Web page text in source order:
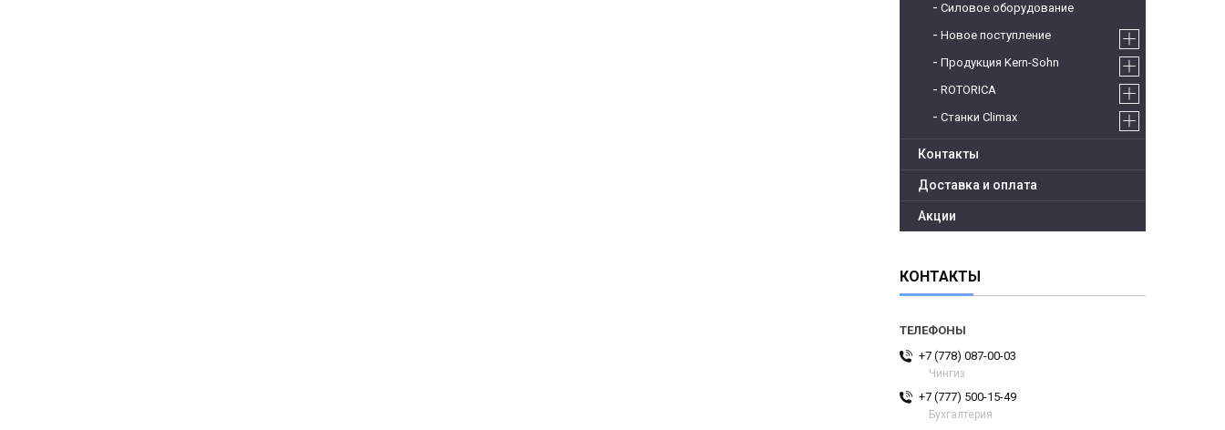
Силовое оборудование
Новое поступление
Продукция Kern-Sohn
ROTORICA
Станки Climax
Контакты
Доставка и оплата
Акции
КОНТАКТЫ
+7 (778) 087-00-03
Чингиз
+7 (777) 500-15-49
Бухгалтерия